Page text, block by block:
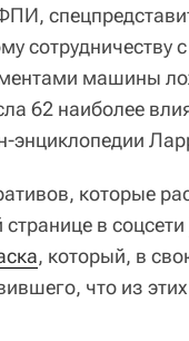
сотрудничеству
машины
62 наиболее
энциклопедии
которые
странице в соцсети
, который, в
что из